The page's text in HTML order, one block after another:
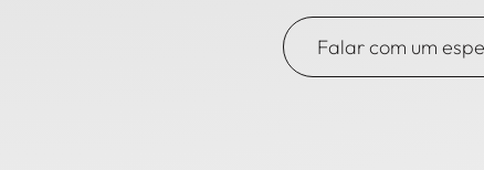
Falar com um